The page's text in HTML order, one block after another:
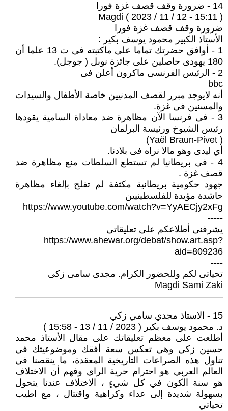
14 - ضرورة وقف قصف غزة فورا
Magdi ( 2023 / 11 / 12 - 15:11 )
ضرورة وقف قصف غزة فورا
الأستاذ الكبير محمود يوسف بكير :
1 - أوافق حضرتك تماما على ماكتبته فى ت 13 علما أن
180 يهودى حاصلين على جائزة نوبل ( جوجل).
2 - الرئيس الفرنسى ماكرون أعلن فى
bbc
أنه لايوجد مبرر لقصف المدنيين خاصة الأطفال والسيدات
والمسنين فى غزة.
3 - فى فرنسا الآن مظاهرة ضد معاداة السامية يقودها
رئيس الشيوخ ورئيسة البرلمان
( Yaël Braun-Pivet)
أي ليدى وهو مالا نراه فى بلادنا.
4 - فى بريطانيا لم تستطع السلطات منع مظاهرة ضد
قصف غزة .
جهود حكومية بريطانية مكثفة لم تفلح بإلغاء مظاهرة
حاشدة مؤيدة للفلسطينيين
https://www.youtube.com/watch?v=YyAECjy2xFg
-----
يشرفنى أطلاعكم على تعليقاتى
https://www.ahewar.org/debat/show.art.asp?
aid=809236
----
تحياتى لكم وللحضور الكرام. مجدى سامى زكى
Magdi Sami Zaki
15 - الاستاذ مجدي سامي زكي
د. محمود يوسف بكير ( 2023 / 11 / 13 - 15:58 )
أطلعت على معظم تعليقاتك على مقال الأستاذ محمد
حسين زكي وهي تعكس سعة أفقك وموضوعيتك في
تناول هذه الصراعات التاريخية المعقدة، ما ينقصنا في
العالم العربي هو احترام حرية الراي وفهم أن الاختلاف
هو سنة الكون في كل شيءٍ ، الاختلاف عندنا يتحول
بسهولة شديدة إلى عداء وكراهية واقتتال ، مع اطيب
تحياتي